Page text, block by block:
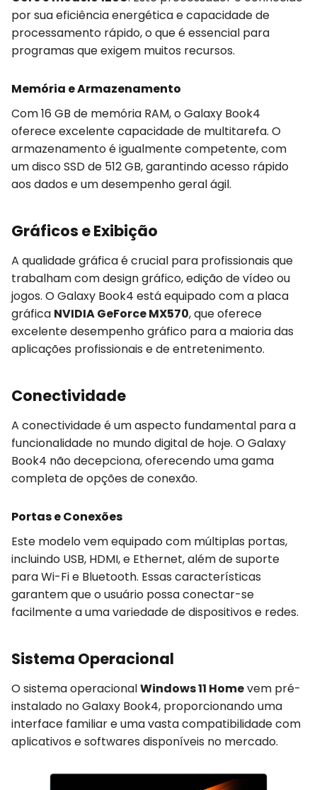
por sua eficiência energética e capacidade de
processamento rápido, o que é essencial para
programas que exigem muitos recursos.
Memória e Armazenamento
Com 16 GB de memória RAM, o Galaxy Book4
oferece excelente capacidade de multitarefa. O
armazenamento é igualmente competente, com
um disco SSD de 512 GB, garantindo acesso rápido
aos dados e um desempenho geral ágil.
Gráficos e Exibição
A qualidade gráfica é crucial para profissionais que
trabalham com design gráfico, edição de vídeo ou
jogos. O Galaxy Book4 está equipado com a placa
gráfica NVIDIA GeForce MX570, que oferece
excelente desempenho gráfico para a maioria das
aplicações profissionais e de entretenimento.
Conectividade
A conectividade é um aspecto fundamental para a
funcionalidade no mundo digital de hoje. O Galaxy
Book4 não decepciona, oferecendo uma gama
completa de opções de conexão.
Portas e Conexões
Este modelo vem equipado com múltiplas portas,
incluindo USB, HDMI, e Ethernet, além de suporte
para Wi-Fi e Bluetooth. Essas características
garantem que o usuário possa conectar-se
facilmente a uma variedade de dispositivos e redes.
Sistema Operacional
O sistema operacionalWindows 11 Homevem pré-
instalado no Galaxy Book4, proporcionando uma
interface familiar e uma vasta compatibilidade com
aplicativos e softwares disponíveis no mercado.